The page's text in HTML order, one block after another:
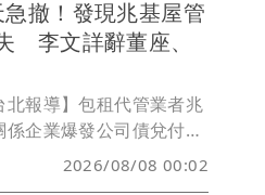
撤！發現兆基屋管
李文詳辭董座、
北報導】包租代管業者兆
企業爆發公司債兌付爭
股東的宏碁原本派任法人
事長，盼強化公司治
2026/08/08 00:02